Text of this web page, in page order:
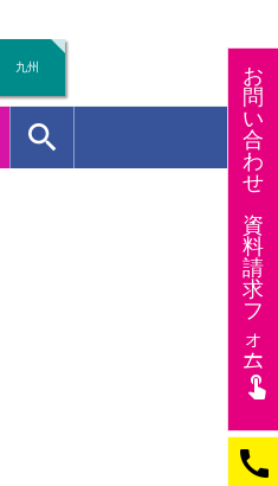
九州
search
お
問
い
合
わ
せ
資
料
請
求
フ
ォー
ム
touch_app
call